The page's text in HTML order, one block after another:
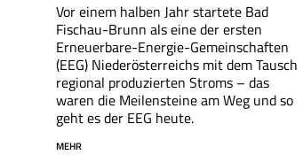
Vor einem halben Jahr startete Bad
Fischau-Brunn als eine der ersten
Erneuerbare-Energie-Gemeinschaften
(EEG) Niederösterreichs mit dem Tausch
regional produzierten Stroms – das
waren die Meilensteine am Weg und so
geht es der EEG heute.
MEHR